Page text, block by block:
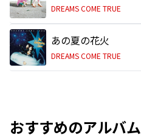
DREAMS COME TRUE
あの夏の花火
DREAMS COME TRUE
おすすめのアルバム